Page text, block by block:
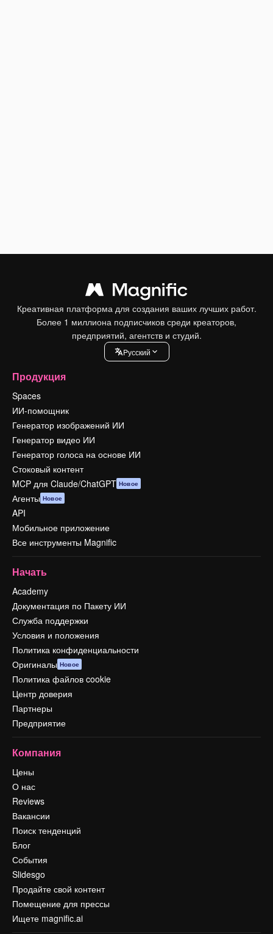
Креативная платформа для создания ваших лучших работ.
Более 1 миллиона подписчиков среди креаторов,
предприятий, агентств и студий.
Pусский
Продукция
Spaces
ИИ-помощник
Генератор изображений ИИ
Генератор видео ИИ
Генератор голоса на основе ИИ
Стоковый контент
MCP для Claude/ChatGPT Новое
Агенты Новое
API
Мобильное приложение
Все инструменты Magnific
Начать
Academy
Документация по Пакету ИИ
Служба поддержки
Условия и положения
Политика конфиденциальности
Оригиналы Новое
Политика файлов cookie
Центр доверия
Партнеры
Предприятие
Компания
Цены
О нас
Reviews
Вакансии
Поиск тенденций
Блог
События
Slidesgo
Продайте свой контент
Помещение для прессы
Ищете magnific.ai